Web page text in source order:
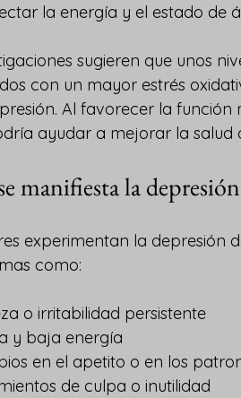
la energía y el estado de
sugieren que unos
con un mayor estrés
Al favorecer la
ayudar a mejorar la
manifiesta la
experimentan la depresión
como:
o irritabilidad persistente
y baja energía
en el apetito o en los
de culpa o inutilidad